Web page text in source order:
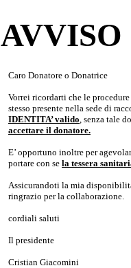
Caro Donatore o Donatrice
Vorrei ricordarti che le
stesso presente nella sede di
IDENTITA’ valido, senza tale
accettare il donatore.
E’ opportuno inoltre per
portare con se la tessera
Assicurandoti la mia
ringrazio per la collaborazione.
cordiali saluti
Il presidente
Cristian Giacomini